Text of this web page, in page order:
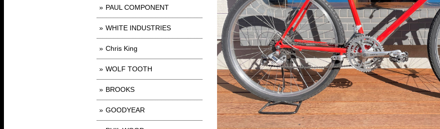
PAUL COMPONENT
WHITE INDUSTRIES
Chris King
WOLF TOOTH
BROOKS
GOODYEAR